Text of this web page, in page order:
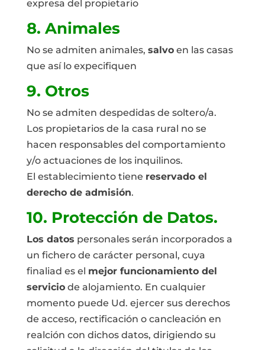
expresa del propietario
8. Animales
No se admiten animales, salvoen las casas
que así lo expecifiquen
9. Otros
No se admiten despedidas de soltero/a.
Los propietarios de la casa rural no se
hacen responsables del comportamiento
y/o actuaciones de los inquilinos.
El establecimiento tiene reservado el
derecho de admisión.
10. Protección de Datos.
Los datos personales serán incorporados a
un fichero de carácter personal, cuya
finaliad es el mejor funcionamiento del
serviciode alojamiento. En cualquier
momento puede Ud. ejercer sus derechos
de acceso, rectificación o cancleación en
realción con dichos datos, dirigiendo su